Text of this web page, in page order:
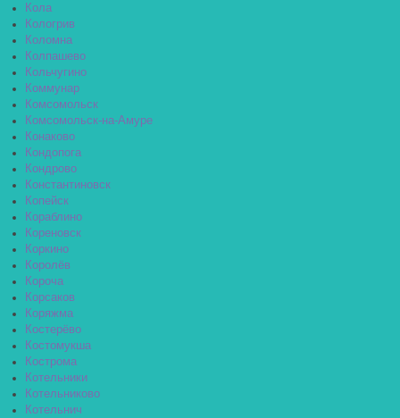
Кола
Кологрив
Коломна
Колпашево
Кольчугино
Коммунар
Комсомольск
Комсомольск-на-Амуре
Конаково
Кондопога
Кондрово
Константиновск
Копейск
Кораблино
Кореновск
Коркино
Королёв
Короча
Корсаков
Коряжма
Костерёво
Костомукша
Кострома
Котельники
Котельниково
Котельнич